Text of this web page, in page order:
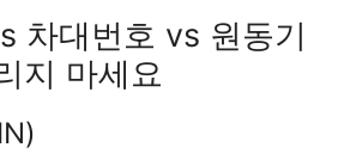
차대번호 vs 원동기
지 마세요